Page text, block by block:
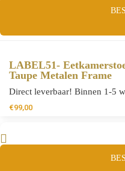
LABEL51-
Taupe Metalen Frame
Direct leverbaar! Binnen 1-5
€99,00